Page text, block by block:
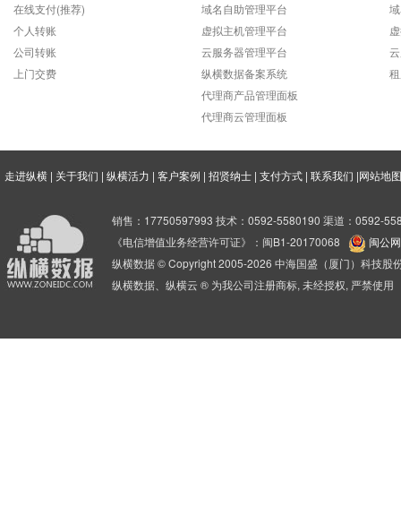
在线支付(推荐)
个人转账
公司转账
上门交费
域名自助管理平台
虚拟主机管理平台
云服务器管理平台
纵横数据备案系统
代理商产品管理面板
代理商云管理面板
走进纵横 | 关于我们 | 纵横活力 | 客户案例 | 招贤纳士 | 支付方式 | 联系我们 |网站地图
销售：17750597993 技术：0592-5580190 渠道：0592-
《电信增值业务经营许可证》：闽B1-20170068
闽公
纵横数据 © Copyright 2005-2026 中海国盛（厦门）科技股
纵横数据、纵横云 ® 为我公司注册商标, 未经授权, 严禁使用